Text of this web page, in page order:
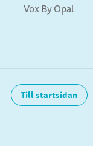
Vox By Opal
Till startsidan